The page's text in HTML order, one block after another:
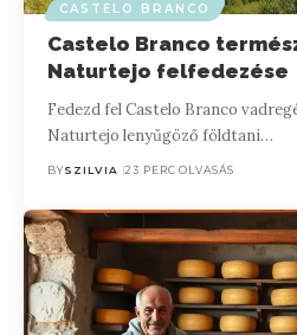
CASTELO BRANCO
Castelo Branco
Naturtejo felfedezése
Fedezd fel Castelo Branco
Naturtejo lenyűgöző földtani…
BYSZILVIA 23 PERC OLVASÁS